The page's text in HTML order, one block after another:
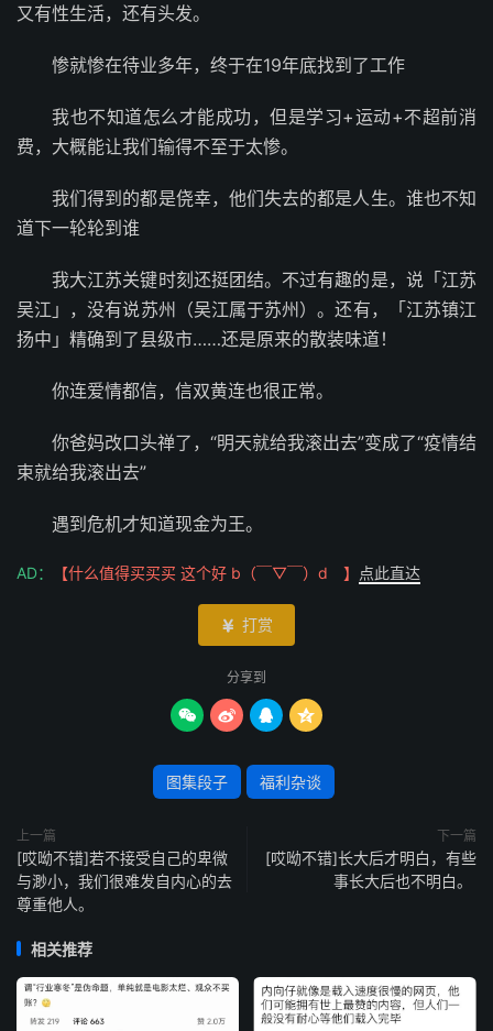
又有性生活，还有头发。
惨就惨在待业多年，终于在19年底找到了工作
我也不知道怎么才能成功，但是学习+运动+不超前消
费，大概能让我们输得不至于太惨。 ​​​​
我们得到的都是侥幸，他们失去的都是人生。谁也不知
道下一轮轮到谁
我大江苏关键时刻还挺团结。不过有趣的是，说「江苏
吴江」，没有说苏州（吴江属于苏州）。还有，「江苏镇江
扬中」精确到了县级市……还是原来的散装味道！ ​​​​
你连爱情都信，信双黄连也很正常。
你爸妈改口头禅了，“明天就给我滚出去”变成了“疫情结
束就给我滚出去” ​​​​
遇到危机才知道现金为王。
AD： 【什么值得买买买 这个好 b（￣▽￣）d 】 点此直达
 打赏
分享到
   
图集段子 福利杂谈
上一篇
[哎呦不错]若不接受自己的卑微
与渺小，我们很难发自内心的去
尊重他人。 ​​​​
下一篇
[哎呦不错]长大后才明白，有些
事长大后也不明白。 ​​​​
相关推荐